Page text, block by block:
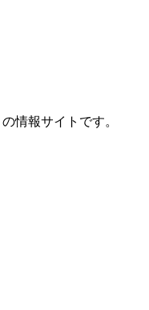
の情報サイトです。